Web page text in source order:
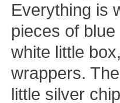
Everything is
pieces of
white little
wrappers.
little silver